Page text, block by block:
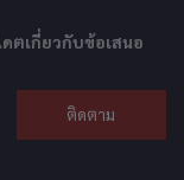
ตเกี่ยวกับข้อเสนอ
ติดตาม